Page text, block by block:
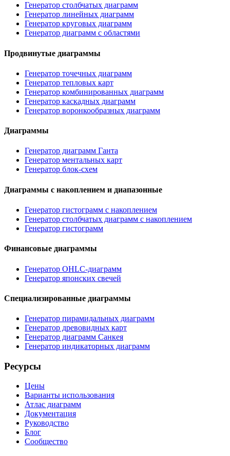
Генератор столбчатых диаграмм
Генератор линейных диаграмм
Генератор круговых диаграмм
Генератор диаграмм с областями
Продвинутые диаграммы
Генератор точечных диаграмм
Генератор тепловых карт
Генератор комбинированных диаграмм
Генератор каскадных диаграмм
Генератор воронкообразных диаграмм
Диаграммы
Генератор диаграмм Ганта
Генератор ментальных карт
Генератор блок-схем
Диаграммы с накоплением и диапазонные
Генератор гистограмм с накоплением
Генератор столбчатых диаграмм с накоплением
Генератор гистограмм
Финансовые диаграммы
Генератор OHLC-диаграмм
Генератор японских свечей
Специализированные диаграммы
Генератор пирамидальных диаграмм
Генератор древовидных карт
Генератор диаграмм Санкея
Генератор индикаторных диаграмм
Ресурсы
Цены
Варианты использования
Атлас диаграмм
Документация
Руководство
Блог
Сообщество